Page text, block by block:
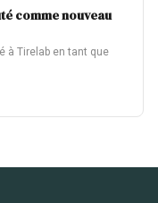
comme nouveau
à Tirelab en tant que